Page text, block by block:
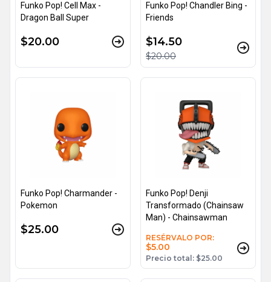
Funko Pop! Cell Max -
Dragon Ball Super
$20.00
Funko Pop! Chandler Bing -
Friends
$14.50
$20.00
Funko Pop! Charmander -
Pokemon
$25.00
Funko Pop! Denji
Transformado (Chainsaw
Man) - Chainsawman
RESÉRVALO POR:
$5.00
Precio total: $25.00